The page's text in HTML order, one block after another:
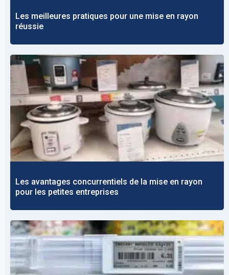
Les meilleures pratiques pour une mise en rayon
réussie
Les avantages concurrentiels de la mise en rayon
pour les petites entreprises